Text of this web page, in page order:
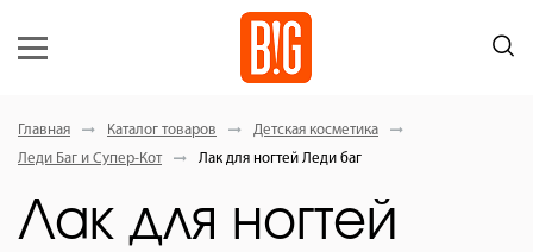
Главная Каталог товаров
Детская косметика
Леди Баг и Супер-Кот
Лак для ногтей Леди баг
Лак для ногтей